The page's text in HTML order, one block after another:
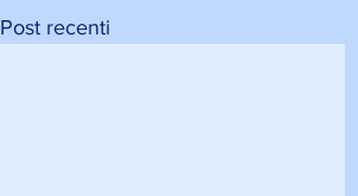
Post recenti